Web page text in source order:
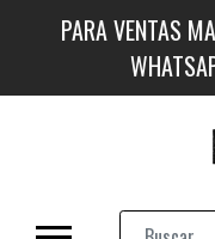
PARA VENTAS